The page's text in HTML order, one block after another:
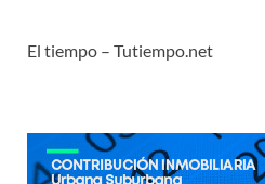
El tiempo – Tutiempo.net